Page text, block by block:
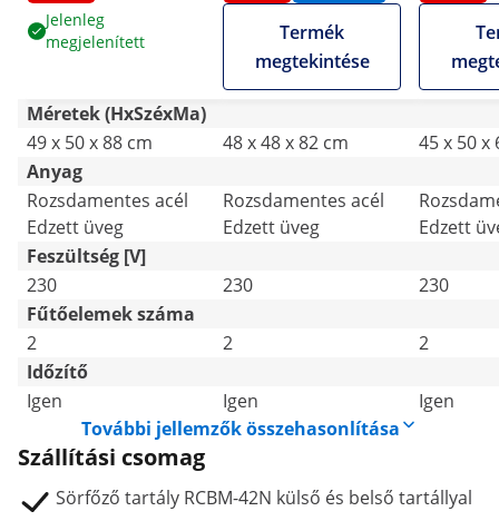
Jelenleg
megjelenített
rozsdamentes acél -
LCD kijelző - időzítő
Termék
megtekintése
LCD
Méretek (HxSzéxMa)
49 x 50 x 88 cm
48 x 48 x 82 cm
45 x 50 x
Anyag
Rozsdamentes acél
Edzett üveg
Rozsdamentes acél
Edzett üveg
Edzett
Feszültség [V]
230
230
230
Fűtőelemek száma
2
2
2
Időzítő
Igen
Igen
Igen
További jellemzők összehasonlítása
Szállítási csomag
Sörfőző tartály RCBM-42N külső és belső tartállyal